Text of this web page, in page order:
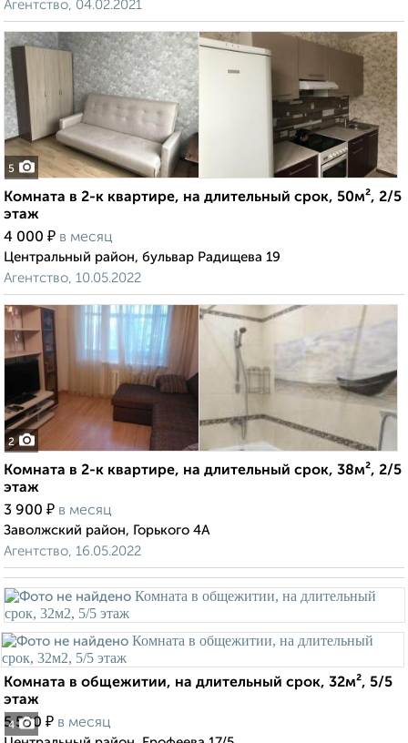
Агентство, 04.02.2021
5
Комната в 2-к квартире, на длительный срок, 50м², 2/5
этаж
4 000 ₽ в месяц
Центральный район, бульвар Радищева 19
Агентство, 10.05.2022
2
Комната в 2-к квартире, на длительный срок, 38м², 2/5
этаж
3 900 ₽ в месяц
Заволжский район, Горького 4А
Агентство, 16.05.2022
4
Комната в общежитии, на длительный срок, 32м², 5/5
этаж
5 500 ₽ в месяц